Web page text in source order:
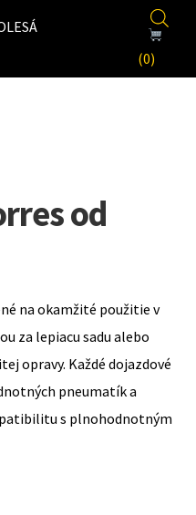
(0)
od
na okamžité použitie v
za lepiacu sadu alebo
opravy. Každé dojazdové
pneumatík a
s plnohodnotným